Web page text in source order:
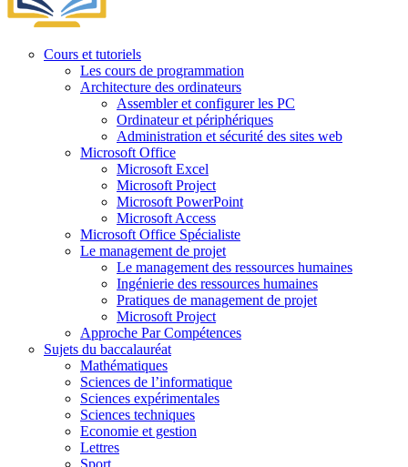
Cours et tutoriels
Les cours de programmation
Architecture des ordinateurs
Assembler et configurer les PC
Ordinateur et périphériques
Administration et sécurité des sites web
Microsoft Office
Microsoft Excel
Microsoft Project
Microsoft PowerPoint
Microsoft Access
Microsoft Office Spécialiste
Le management de projet
Le management des ressources humaines
Ingénierie des ressources humaines
Pratiques de management de projet
Microsoft Project
Approche Par Compétences
Sujets du baccalauréat
Mathématiques
Sciences de l’informatique
Sciences expérimentales
Sciences techniques
Economie et gestion
Lettres
Sport